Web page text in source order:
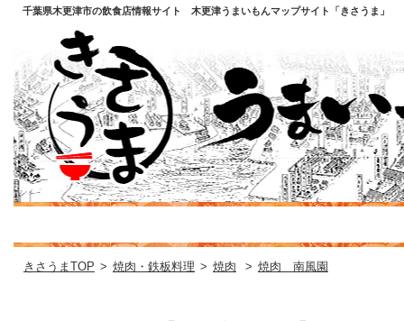
千葉県木更津市の飲食店情報サイト 木更津うまいもんマップサイト「きさうま」
きさうまTOP > 焼肉・鉄板料理 > 焼肉 > 焼肉 南風園